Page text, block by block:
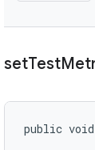
setTest
public void